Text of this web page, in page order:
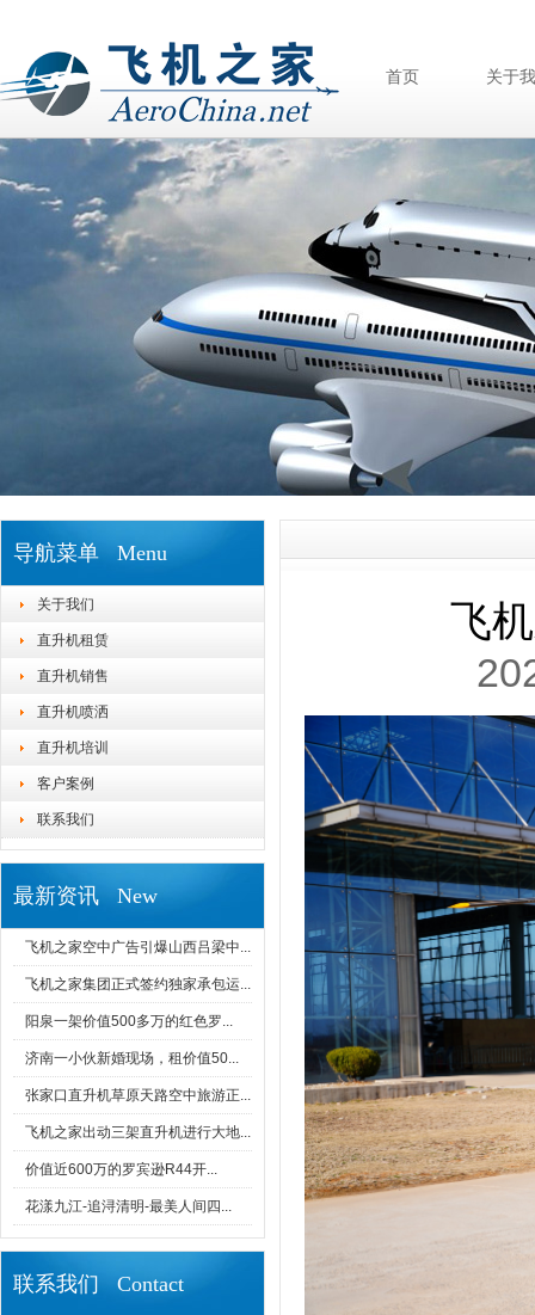
首页 关于
导航菜单 Menu
关于我们
直升机租赁
直升机销售
直升机喷洒
直升机培训
客户案例
联系我们
最新资讯 New
飞机之家空中广告引爆山西吕梁中...
飞机之家集团正式签约独家承包运...
阳泉一架价值500多万的红色罗...
济南一小伙新婚现场，租价值50...
张家口直升机草原天路空中旅游正...
飞机之家出动三架直升机进行大地...
价值近600万的罗宾逊R44开...
花漾九江-追浔清明-最美人间四...
联系我们 Contact
飞